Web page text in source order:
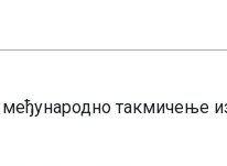
такмичење